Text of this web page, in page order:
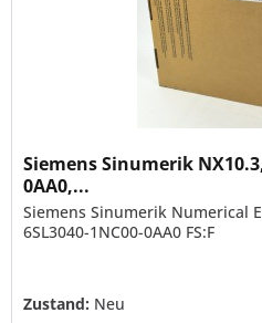
Siemens Sinumerik
0AA0,...
Siemens Sinumerik Numerical
6SL3040-1NC00-0AA0 FS:F
Zustand: Neu